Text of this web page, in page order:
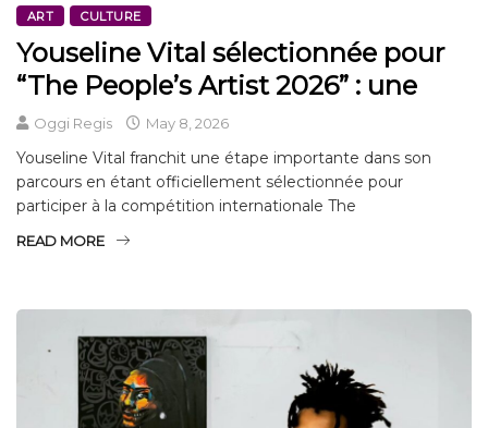
ART CULTURE
Youseline Vital sélectionnée pour
“The People’s Artist 2026” : une
Oggi Regis May 8, 2026
Youseline Vital franchit une étape importante dans son
parcours en étant officiellement sélectionnée pour
participer à la compétition internationale The
READ MORE